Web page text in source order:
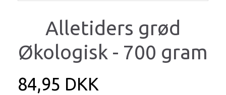
Alletiders grød
Økologisk - 700 gram
84,95 DKK